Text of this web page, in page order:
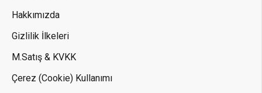
Hakkımızda
Gizlilik İlkeleri
M.Satış & KVKK
Çerez (Cookie) Kullanımı